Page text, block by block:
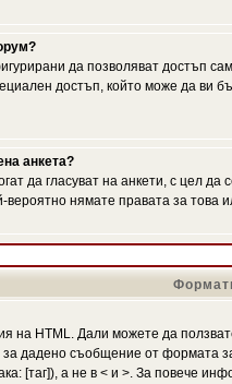
да позволяват достъп
достъп, който може да ви
анкета?
да гласуват на анкети, с цел
вероятно нямате правата за това
на HTML. Дали можете да
дадено съобщение от формата
[таг]), а не в < и >. За повече